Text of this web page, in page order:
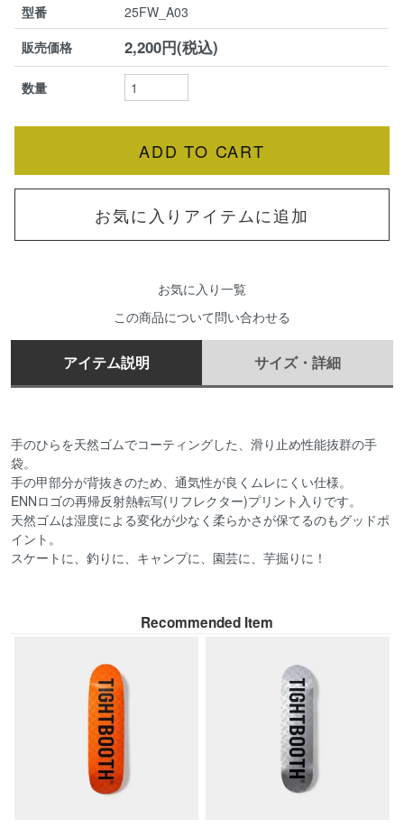
型番
25FW_A03
販売価格
2,200円(税込)
数量
お気に入りアイテムに追加
お気に入り一覧
この商品について問い合わせる
アイテム説明 サイズ・詳細
手のひらを天然ゴムでコーティングした、滑り止め性能抜群の手
袋。
手の甲部分が背抜きのため、通気性が良くムレにくい仕様。
ENNロゴの再帰反射熱転写(リフレクター)プリント入りです。
天然ゴムは湿度による変化が少なく柔らかさが保てるのもグッドポ
イント。
スケートに、釣りに、キャンプに、園芸に、芋掘りに！
Recommended Item